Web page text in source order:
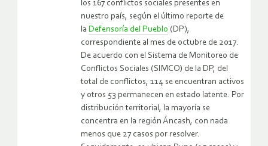
los 167 conflictos sociales presentes en
nuestro país, según el último reporte de
la Defensoría del Pueblo (DP),
correspondiente al mes de octubre de 2017.
De acuerdo con el Sistema de Monitoreo de
Conflictos Sociales (SIMCO) de la DP, del
total de conflictos, 114 se encuentran activos
y otros 53 permanecen en estado latente. Por
distribución territorial, la mayoría se
concentra en la región Áncash, con nada
menos que 27 casos por resolver.